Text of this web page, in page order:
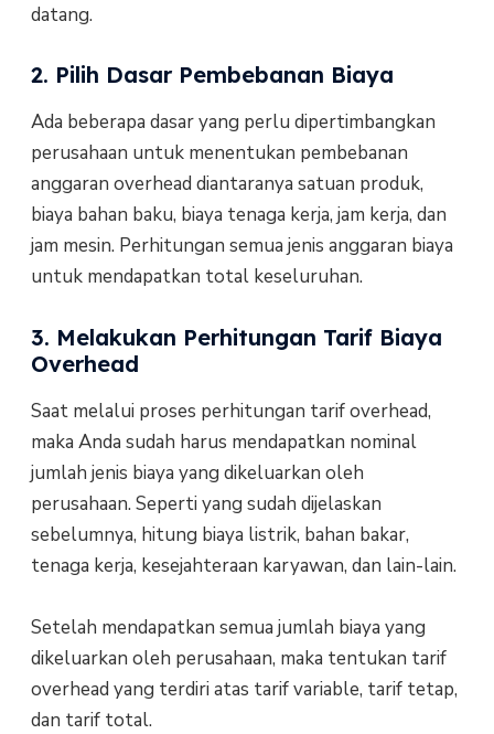
datang.
2. Pilih Dasar Pembebanan Biaya
Ada beberapa dasar yang perlu dipertimbangkan
perusahaan untuk menentukan pembebanan
anggaran overhead diantaranya satuan produk,
biaya bahan baku, biaya tenaga kerja, jam kerja, dan
jam mesin. Perhitungan semua jenis anggaran biaya
untuk mendapatkan total keseluruhan.
3. Melakukan Perhitungan Tarif Biaya
Overhead
Saat melalui proses perhitungan tarif overhead,
maka Anda sudah harus mendapatkan nominal
jumlah jenis biaya yang dikeluarkan oleh
perusahaan. Seperti yang sudah dijelaskan
sebelumnya, hitung biaya listrik, bahan bakar,
tenaga kerja, kesejahteraan karyawan, dan lain-lain.
Setelah mendapatkan semua jumlah biaya yang
dikeluarkan oleh perusahaan, maka tentukan tarif
overhead yang terdiri atas tarif variable, tarif tetap,
dan tarif total.